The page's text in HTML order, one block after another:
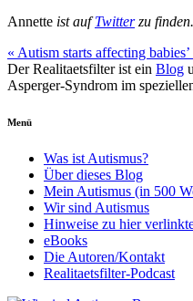
Annette ist aufTwitterzu finden.
« Autism starts affecting
Der Realitaetsfilter ist ein Blog
Asperger-Syndrom im
Menü
Was ist Autismus?
Über dieses Blog
Mein Autismus (in 500
Wir sind Autismus
Hinweise zu hier
eBooks
Die Autoren/Kontakt
Realitaetsfilter-Podcast